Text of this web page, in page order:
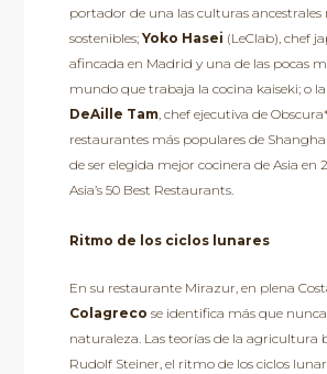
portador de una las culturas ancestrales
sostenibles; Yoko Hasei (LeClab), chef
afincada en Madrid y una de las pocas
mundo que trabaja la cocina kaiseki; o
DeAille Tam, chef ejecutiva de
restaurantes más populares de
de ser elegida mejor cocinera de Asia en
Asia’s 50 Best Restaurants.
Ritmo de los ciclos lunares
En su restaurante Mirazur, en plena
Colagreco se identifica más que
naturaleza. Las teorías de la agricultura
Rudolf Steiner, el ritmo de los ciclos